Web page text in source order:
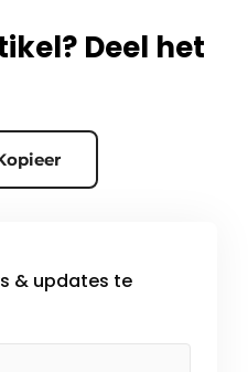
Deel het
& updates te